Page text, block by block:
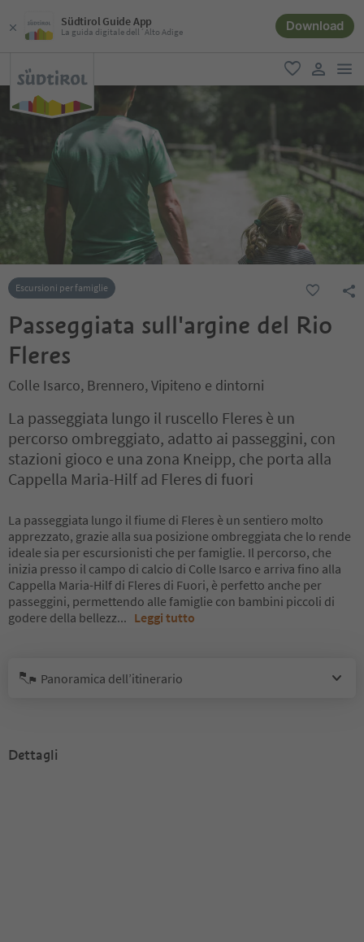
Südtirol Guide App
La guida digitale dell´Alto Adige Download
favoriti
user link
Escursioni per famiglie
Passeggiata sull'argine del Rio
Fleres
Colle Isarco, Brennero, Vipiteno e dintorni
La passeggiata lungo il ruscello Fleres è un
percorso ombreggiato, adatto ai passeggini, con
stazioni gioco e una zona Kneipp, che porta alla
Cappella Maria-Hilf ad Fleres di fuori
La passeggiata lungo il fiume di Fleres è un sentiero molto
apprezzato, grazie alla sua posizione ombreggiata che lo rende
ideale sia per escursionisti che per famiglie. Il percorso, che
inizia presso il campo di calcio di Colle Isarco e arriva fino alla
Cappella Maria-Hilf di Fleres di Fuori, è perfetto anche per
passeggini, permettendo alle famiglie con bambini piccoli di
godere della bellezz... Leggi tutto
Panoramica dell’itinerario
Dettagli